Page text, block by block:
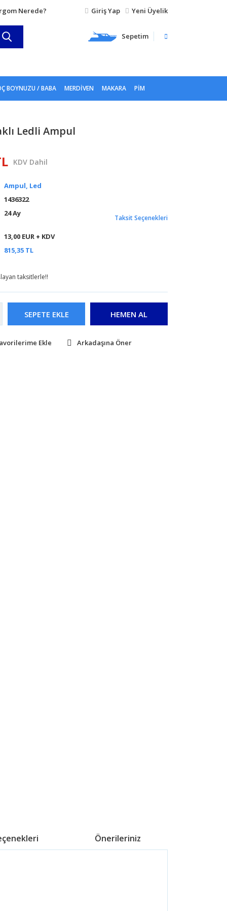
Nerede? Giriş Yap Yeni Üyelik
Sepetim
BOYNUZU / BABA MERDIVEN MAKARA PIM
Ledli Ampul
KDV Dahil
Ampul, Led
1436322
24 Ay
13,00 EUR + KDV
815,35 TL
Taksit Seçenekleri
taksitlerle!!
SEPETE EKLE HEMEN AL
Arkadaşına Öner
Önerileriniz